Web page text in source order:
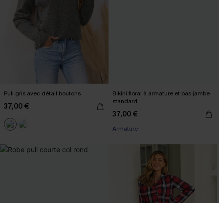
Pull gris avec détail boutons
37,00 €
Bikini floral à armature et bas jambe
standard
37,00 €
Armature